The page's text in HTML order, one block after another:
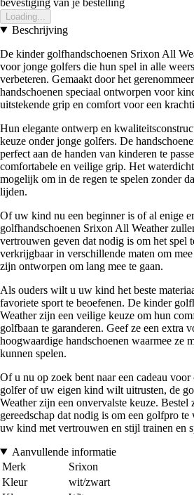
Loading...
Beschrijving
De kinder golfhandschoenen Srixon All
voor jonge golfers die hun spel in alle
verbeteren. Gemaakt door het
handschoenen speciaal ontworpen voor
uitstekende grip en comfort voor een
Hun elegante ontwerp en
keuze onder jonge golfers. De
perfect aan de handen van kinderen te
comfortabele en veilige grip. Het
mogelijk om in de regen te spelen zonder
lijden.
Of uw kind nu een beginner is of al enige
golfhandschoenen Srixon All Weather
vertrouwen geven dat nodig is om het spel
verkrijgbaar in verschillende maten om
zijn ontworpen om lang mee te gaan.
Als ouders wilt u uw kind het beste
favoriete sport te beoefenen. De kinder
Weather zijn een veilige keuze om hun
golfbaan te garanderen. Geef ze een extra
hoogwaardige handschoenen waarmee ze
kunnen spelen.
Of u nu op zoek bent naar een cadeau voor
golfer of uw eigen kind wilt uitrusten, de
Weather zijn een onvervalste keuze.
gereedschap dat nodig is om een golfpro
uw kind met vertrouwen en stijl trainen en
Aanvullende informatie
Merk
Srixon
Kleur
wit/zwart